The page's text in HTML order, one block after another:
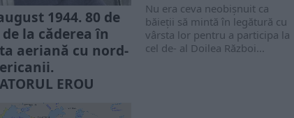
1944. 80 de
la căderea în
aeriană cu nord-
EROU
Nu era ceva neobișnuit ca
băieții să mintă în legătură cu
vârsta lor pentru a participa la
cel de- al Doilea Război...